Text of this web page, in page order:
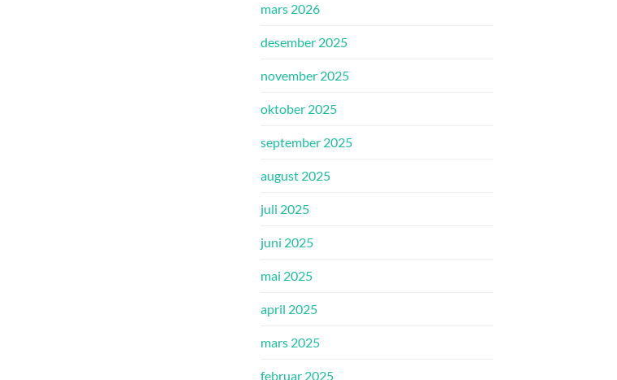
mars 2026
desember 2025
november 2025
oktober 2025
september 2025
august 2025
juli 2025
juni 2025
mai 2025
april 2025
mars 2025
februar 2025